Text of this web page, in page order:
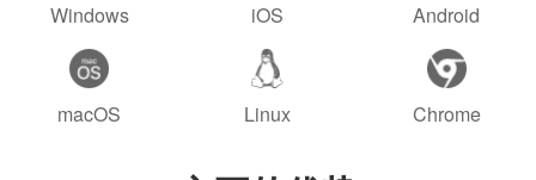
Windows iOS Android
macOS Linux Chrome